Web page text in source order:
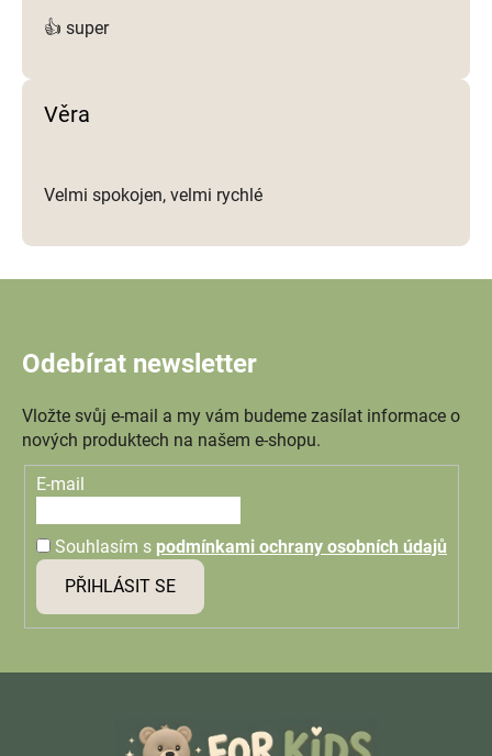
👍 super
Věra
Velmi spokojen, velmi rychlé
Odebírat newsletter
Vložte svůj e-mail a my vám budeme zasílat informace o
nových produktech na našem e-shopu.
E-mail
Souhlasím s podmínkami ochrany osobních údajů
PŘIHLÁSIT SE